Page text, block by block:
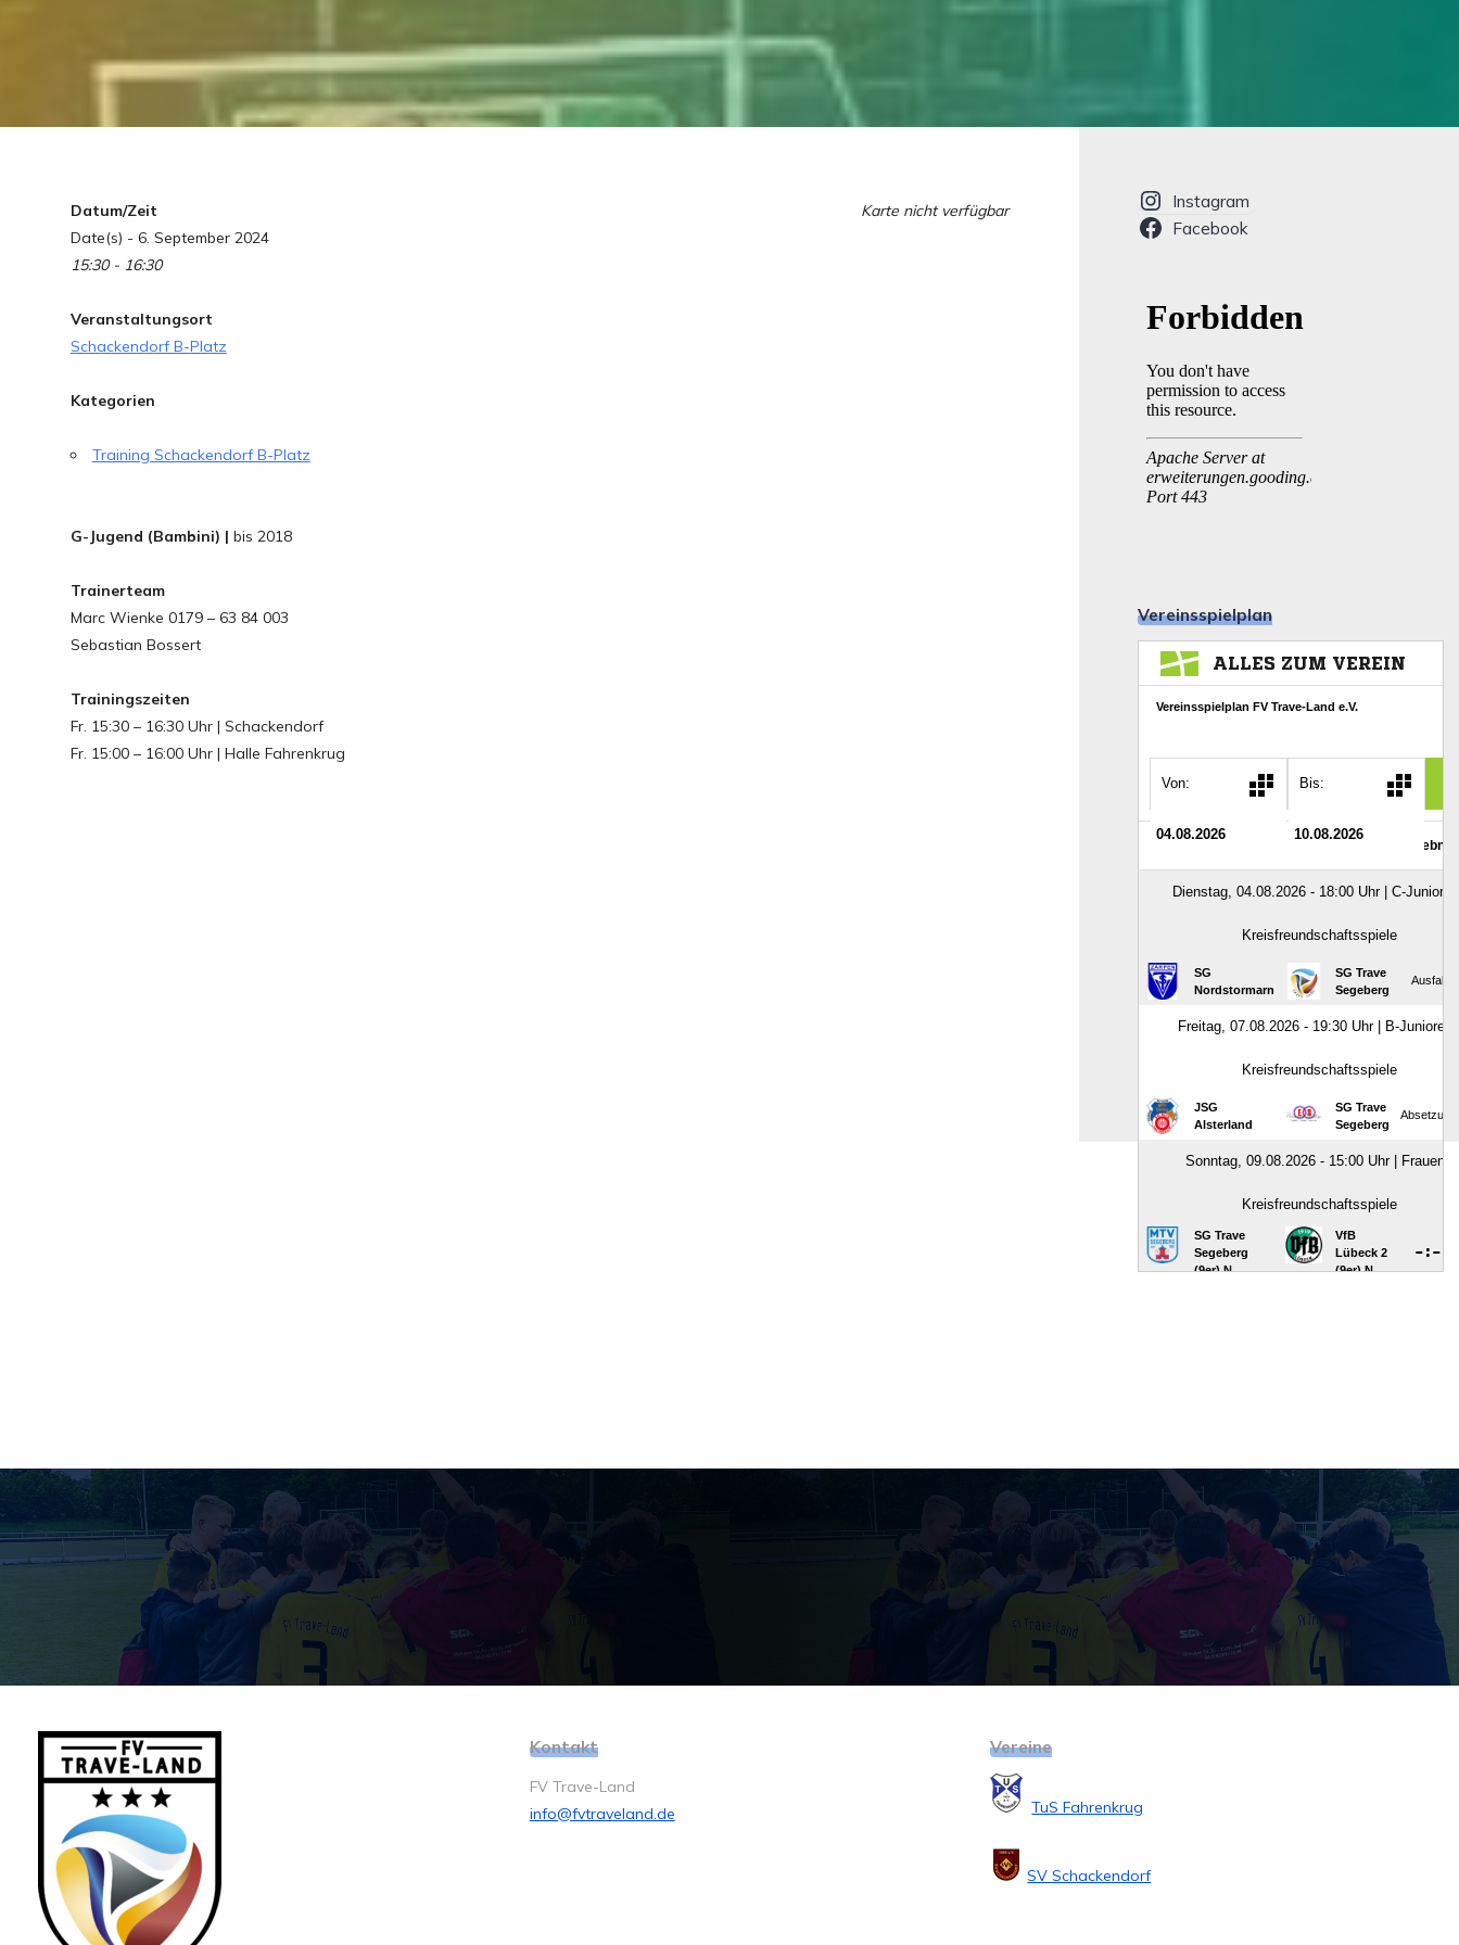
Karte nicht verfügbar
Datum/Zeit
Date(s) - 6. September 2024
15:30 - 16:30
Veranstaltungsort
Schackendorf B-Platz
Kategorien
Training Schackendorf B-Platz
G-Jugend (Bambini) | bis 2018
Trainerteam
Marc Wienke 0179 – 63 84 003
Sebastian Bossert
Trainingszeiten
Fr. 15:30 – 16:30 Uhr | Schackendorf
Fr. 15:00 – 16:00 Uhr | Halle Fahrenkrug
Instagram
Facebook
Vereinsspielplan
Kontakt
FV Trave-Land
info@fvtraveland.de
Vereine
TuS Fahrenkrug
SV Schackendorf